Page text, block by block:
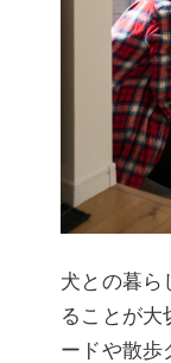
犬との暮ら
ることが大
ードや散歩